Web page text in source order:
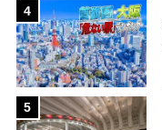
4
5